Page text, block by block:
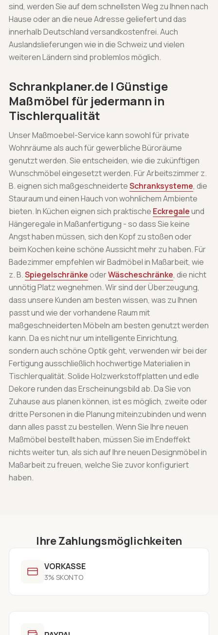
sind, werden Sie auf dem schnellsten Weg zu Ihnen nach
Hause oder an die neue Adresse geliefert und das
innerhalb Deutschland versandkostenfrei. Auch
Auslandslieferungen wie in die Schweiz und vielen
weiteren Ländern sind problemlos möglich.
Schrankplaner.de | Günstige
Maßmöbel für jedermann in
Tischlerqualität
Unser Maßmoebel-Service kann sowohl für private
Wohnräume als auch für gewerbliche Büroräume
genutzt werden. Sie entscheiden, wie die zukünftigen
Wunschmöbel eingesetzt werden. Für Arbeitszimmer z.
B. eignen sich maßgeschneiderteSchranksysteme, die
Stauraum und einen Hauch von wohnlichem Ambiente
bieten. In Küchen eignen sich praktische Eckregaleund
Hängeregale in Maßanfertigung - so dass Sie keine
Angst haben müssen, sich den Kopf zu stoßen oder
beim Kochen keine schöne Aussicht mehr zu haben. Für
Badezimmer empfehlen wir Badmöbel in Maßarbeit, wie
z. B.SpiegelschränkeoderWäscheschränke, die nicht
unnötig Platz wegnehmen. Wir sind der Überzeugung,
dass unsere Kunden am besten wissen, was zu Ihnen
passt und wie der vorhandene Raum mit
maßgeschneiderten Möbeln am besten genutzt werden
kann. Da es nicht nur um intelligente Einrichtung,
sondern auch schöne Optik geht, verwenden wir bei der
Fertigung ausschließlich hochwertige Materialien in
Tischlerqualität. Solide Holzwerkstoffplatten und edle
Dekore runden das Erscheinungsbild ab. Da Sie von
Zuhause aus planen können, ist es möglich, zweite oder
dritte Personen in die Planung miteinzubinden und wenn
dann alles passt zu bestellen. Wenn Sie Ihre neuen
Maßmöbel bestellt haben, müssen Sie im Endeffekt
nichts weiter tun, als sich auf Ihre neuen Designmöbel in
Maßarbeit zu freuen, welche Sie zuvor konfiguriert
haben.
Ihre Zahlungsmöglichkeiten
VORKASSE
3% SKONTO